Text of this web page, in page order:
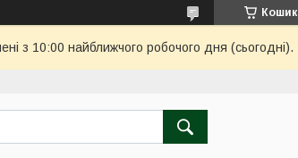
Кошик
з 10:00 найближчого робочого дня (сьогодні).